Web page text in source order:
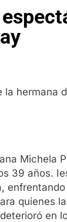
Michela
39 años.
quienes
en